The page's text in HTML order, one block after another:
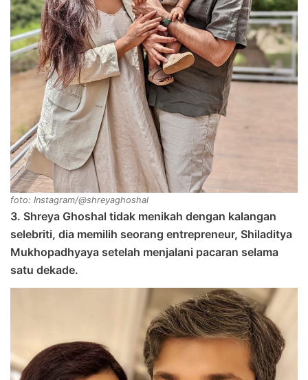
foto: Instagram/@shreyaghoshal
3. Shreya Ghoshal tidak menikah dengan kalangan
selebriti, dia memilih seorang entrepreneur, Shiladitya
Mukhopadhyaya setelah menjalani pacaran selama
satu dekade.